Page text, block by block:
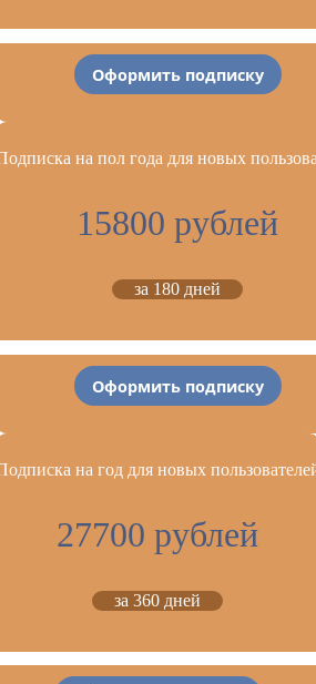
Оформить подписку
на пол года для новых
15800 рублей
за 180 дней
Оформить подписку
на год для новых
27700 рублей
за 360 дней